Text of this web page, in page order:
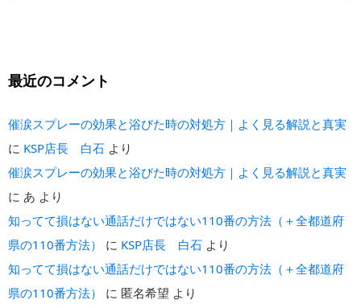
最近のコメント
催涙スプレーの効果と浴びた時の対処方｜よく見る解説と真実
に KSP店長 白石 より
催涙スプレーの効果と浴びた時の対処方｜よく見る解説と真実
に あ より
知ってて損はない通話だけではない110番の方法（＋全都道府
県の110番方法）
に KSP店長 白石 より
知ってて損はない通話だけではない110番の方法（＋全都道府
県の110番方法）
に 匿名希望 より